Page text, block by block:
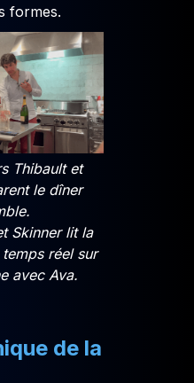
formes.
Thibault et
le dîner
Skinner lit la
réel sur
avec Ava.
de la